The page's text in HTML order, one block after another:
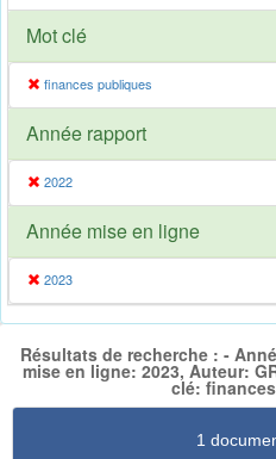
Mot clé
finances publiques
Année rapport
2022
Année mise en ligne
2023
Résultats de recherche : -
mise en ligne: 2023, Auteur:
clé:
1